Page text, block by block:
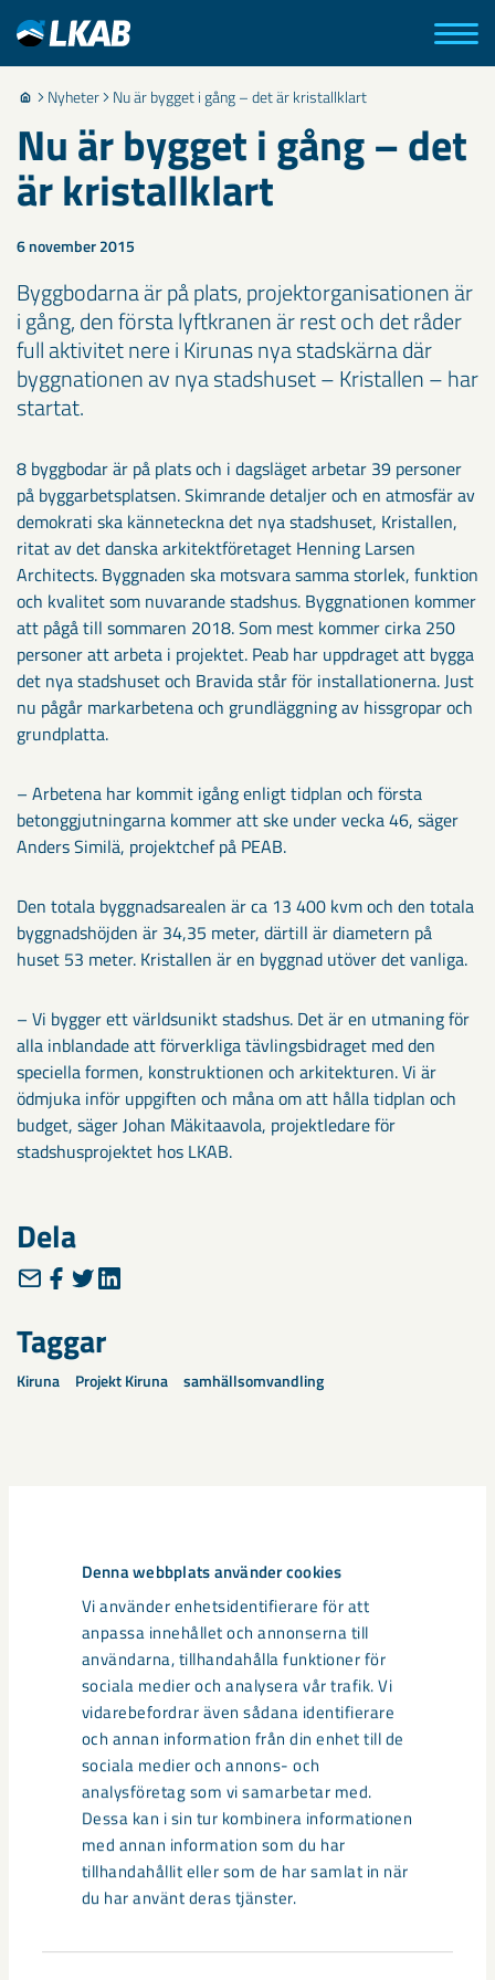
Denna webbplats använder cookies
Vi använder enhetsidentifierare för att
anpassa innehållet och annonserna till
användarna, tillhandahålla funktioner för
sociala medier och analysera vår trafik. Vi
vidarebefordrar även sådana identifierare
och annan information från din enhet till de
sociala medier och annons- och
analysföretag som vi samarbetar med.
Dessa kan i sin tur kombinera informationen
med annan information som du har
tillhandahållit eller som de har samlat in när
du har använt deras tjänster.
Nyheter Nu är bygget i gång – det är kristallklart
Nu är bygget i gång – det
är kristallklart
6 november 2015
Byggbodarna är på plats, projektorganisationen är
i gång, den första lyftkranen är rest och det råder
full aktivitet nere i Kirunas nya stadskärna där
byggnationen av nya stadshuset – Kristallen – har
startat.
8 byggbodar är på plats och i dagsläget arbetar 39 personer
på byggarbetsplatsen. Skimrande detaljer och en atmosfär av
demokrati ska känneteckna det nya stadshuset, Kristallen,
ritat av det danska arkitektföretaget Henning Larsen
Architects. Byggnaden ska motsvara samma storlek, funktion
och kvalitet som nuvarande stadshus. Byggnationen kommer
att pågå till sommaren 2018. Som mest kommer cirka 250
personer att arbeta i projektet. Peab har uppdraget att bygga
det nya stadshuset och Bravida står för installationerna. Just
nu pågår markarbetena och grundläggning av hissgropar och
grundplatta.
– Arbetena har kommit igång enligt tidplan och första
betonggjutningarna kommer att ske under vecka 46, säger
Anders Similä, projektchef på PEAB.
Den totala byggnadsarealen är ca 13 400 kvm och den totala
byggnadshöjden är 34,35 meter, därtill är diametern på
huset 53 meter. Kristallen är en byggnad utöver det vanliga.
– Vi bygger ett världsunikt stadshus. Det är en utmaning för
alla inblandade att förverkliga tävlingsbidraget med den
speciella formen, konstruktionen och arkitekturen. Vi är
ödmjuka inför uppgiften och måna om att hålla tidplan och
budget, säger Johan Mäkitaavola, projektledare för
stadshusprojektet hos LKAB.
Dela
Taggar
Kiruna Projekt Kiruna samhällsomvandling
Sibirien-området i gamla Kiruna